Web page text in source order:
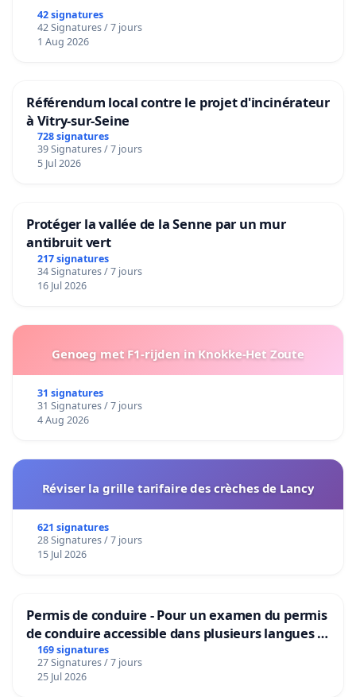
42 signatures
42 Signatures / 7 jours
1 Aug 2026
Référendum local contre le projet d'incinérateur
à Vitry-sur-Seine
728 signatures
39 Signatures / 7 jours
5 Jul 2026
Protéger la vallée de la Senne par un mur
antibruit vert
217 signatures
34 Signatures / 7 jours
16 Jul 2026
Genoeg met F1-rijden in Knokke-Het Zoute
31 signatures
31 Signatures / 7 jours
4 Aug 2026
Réviser la grille tarifaire des crèches de Lancy
621 signatures
28 Signatures / 7 jours
15 Jul 2026
Permis de conduire - Pour un examen du permis
de conduire accessible dans plusieurs langues à
Bruxelles
169 signatures
27 Signatures / 7 jours
25 Jul 2026